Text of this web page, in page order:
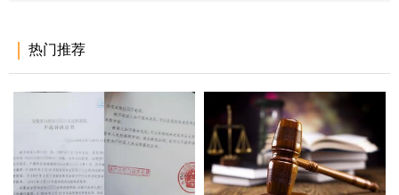
热门推荐